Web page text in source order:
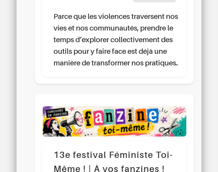
Parce que les violences traversent nos
vies et nos communautés, prendre le
temps d’explorer collectivement des
outils pour y faire face est déjà une
manière de transformer nos pratiques.
13e festival Féministe Toi-
Même ! | À vos fanzines !